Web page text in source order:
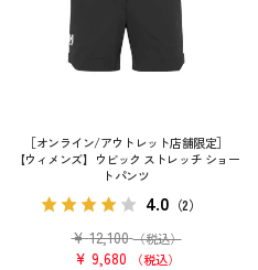
［オンライン/アウトレット店舗限定］
【ウィメンズ】ウビック ストレッチ ショー
トパンツ
4.0 （2）
¥ 12,100 （税込）
¥ 9,680 税込